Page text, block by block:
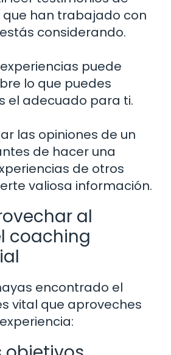
han trabajado con
considerando.
puede
lo que puedes
el adecuado para ti.
las opiniones de un
de hacer una
de otros
valiosa información.
al
coaching
encontrado el
vital que aproveches